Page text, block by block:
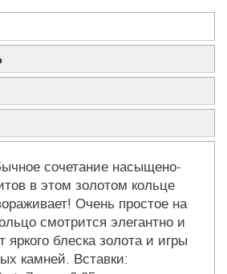
сочетание насыщено-
в этом золотом кольце
Очень простое на
смотрится элегантно и
яркого блеска золота и игры
камней. Вставки: